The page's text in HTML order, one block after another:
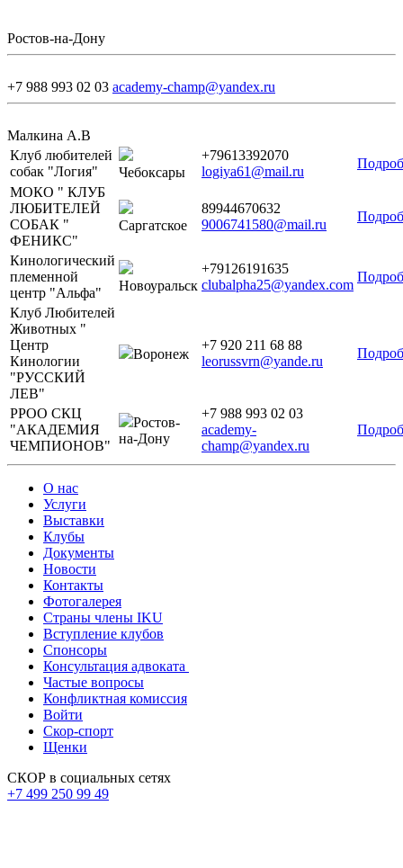
Ростов-на-Дону
+7 988 993 02 03 academy-champ@yandex.ru
Малкина А.В
Клуб любителей
собак "Логия"
Чебоксары
+79613392070
logiya61@mail.ru
МОКО " КЛУБ
ЛЮБИТЕЛЕЙ
СОБАК "
ФЕНИКС"
Саргатское
89944670632
9006741580@mail.ru
Кинологический
племенной
центр "Альфа"
Новоуральск
+79126191635
clubalpha25@yandex.com
Клуб Любителей
Животных "
Центр
Кинологии
"РУССКИЙ
ЛЕВ"
Воронеж
+7 920 211 68 88
leorussvrn@yande.ru
РРОО СКЦ
"АКАДЕМИЯ
ЧЕМПИОНОВ"
Ростов-
на-Дону
+7 988 993 02 03
academy-
champ@yandex.ru
О нас
Услуги
Выставки
Клубы
Документы
Новости
Контакты
Фотогалерея
Страны члены IKU
Вступление клубов​
Спонсоры
Консультация адвоката ​
Частые вопросы
Конфликтная комиссия
Войти
Скор-спорт
Щенки
СКОР в социальных сетях
+7 499 250 99 49